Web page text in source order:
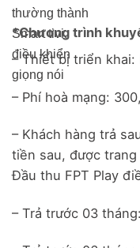
thường thành
Smart tivi,
điều khiển
giọng nói
*Chương trình
– Thiết bị triển
– Phí hoà mạng:
– Khách hàng trả
tiền sau, được
Đầu thu FPT Play
– Trả trước 03